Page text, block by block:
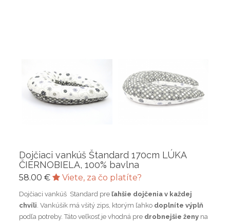
Dojčiaci vankúš Štandard 170cm LÚKA
ČIERNOBIELA, 100% bavlna
58.00 € Viete, za čo platíte?
Dojčiaci vankúš Standard preľahšie dojčenia v každej
chvíli. Vankúšik má všitý zips, ktorým ľahko doplníte výplň
podľa potreby. Táto veľkosť je vhodná pre drobnejšie ženy na